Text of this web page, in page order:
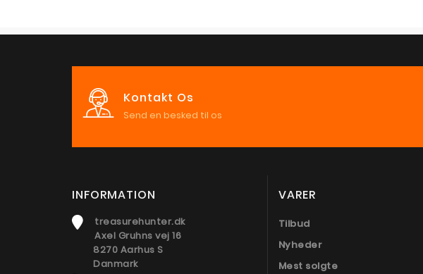
Kontakt Os
Send en besked til os
INFORMATION
treasurehunter.dk
Axel Gruhns vej 16
8270 Aarhus S
Danmark
VARER
Tilbud
Nyheder
Mest solgte